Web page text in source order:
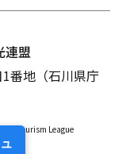
連盟
番地（石川県庁
Tourism League